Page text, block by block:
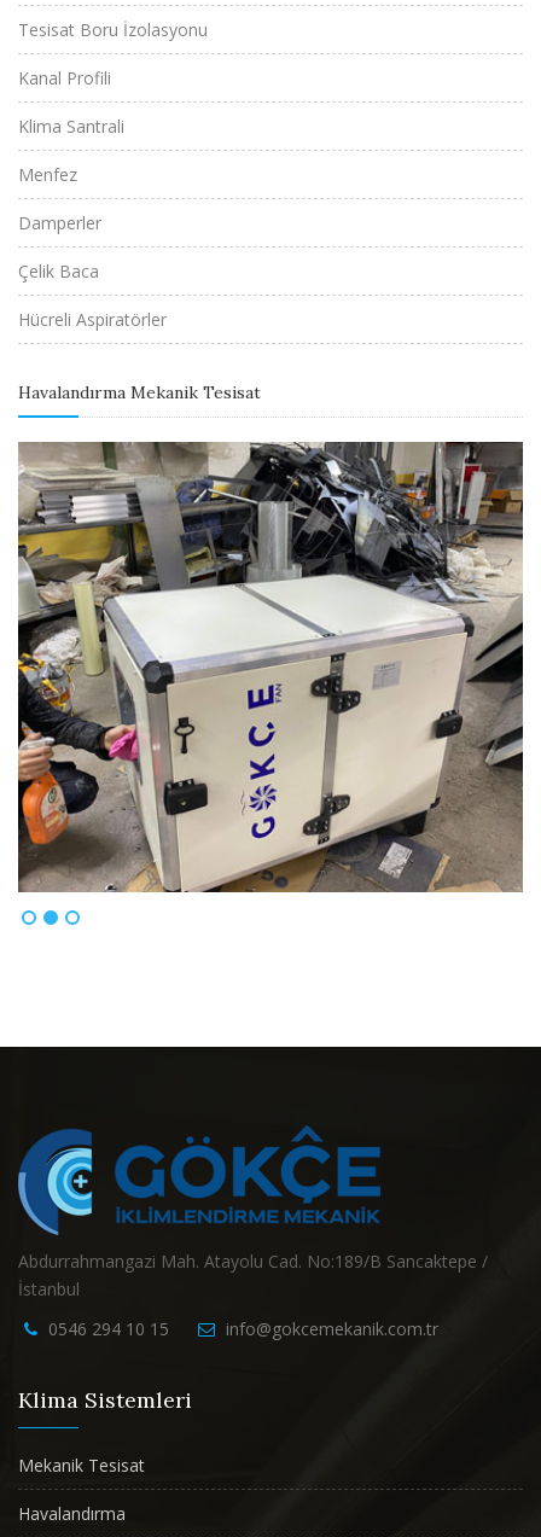
Tesisat Boru İzolasyonu
Kanal Profili
Klima Santrali
Menfez
Damperler
Çelik Baca
Hücreli Aspiratörler
Havalandırma Mekanik Tesisat
Abdurrahmangazi Mah. Atayolu Cad. No:189/B Sancaktepe /
İstanbul
0546 294 10 15
info@gokcemekanik.com.tr
Klima Sistemleri
Mekanik Tesisat
Havalandırma